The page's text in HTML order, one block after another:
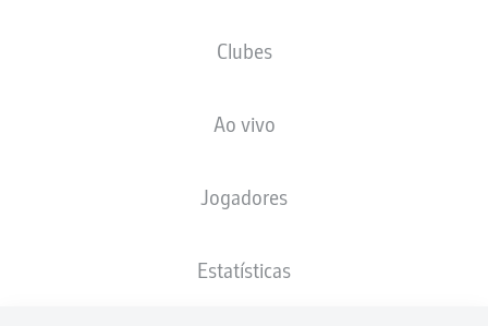
Clubes
Ao vivo
Jogadores
Estatísticas